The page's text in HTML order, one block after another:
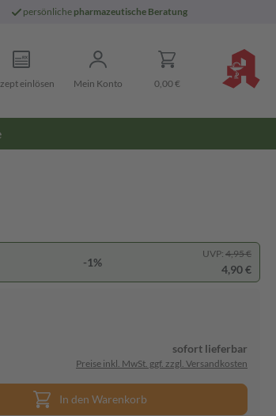
persönliche pharmazeutische Beratung
einlösen Mein Konto 0,00 €
-1%
UVP: 4,95 €
4,90 €
sofort lieferbar
Preise inkl. MwSt. ggf. zzgl. Versandkosten
In den Warenkorb